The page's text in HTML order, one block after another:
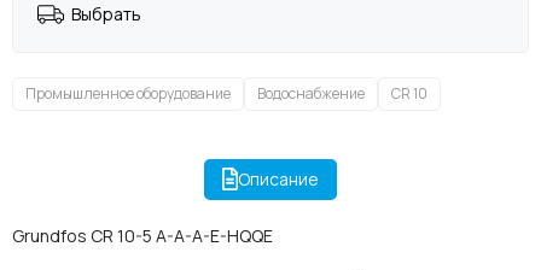
Выбрать
Промышленное оборудование Водоснабжение CR 10
Описание
Grundfos CR 10-5 A-A-A-E-HQQE